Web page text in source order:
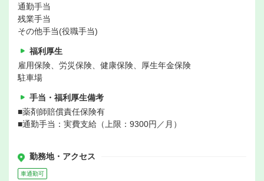
通勤手当
残業手当
その他手当(役職手当)
福利厚生
雇用保険、労災保険、健康保険、厚生年金保険
駐車場
手当・福利厚生備考
■薬剤師賠償責任保険有
■通勤手当：実費支給（上限：9300円／月）
勤務地・アクセス
車通勤可